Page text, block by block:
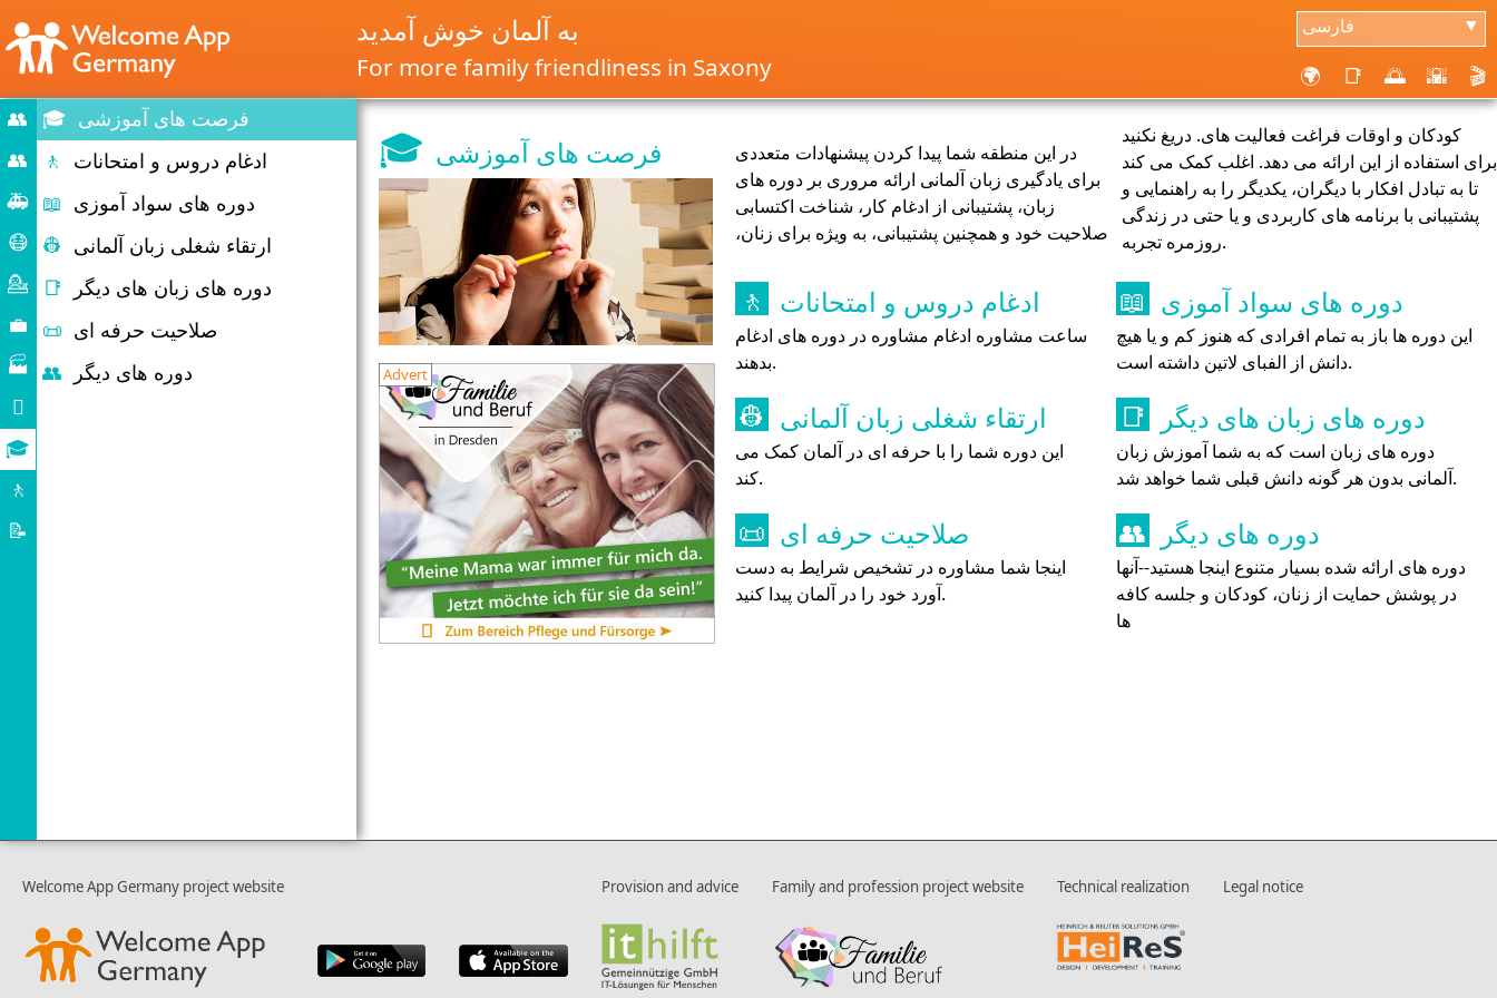
فارسی ▼ به آلمان خوش آمدید
For more family friendliness in Saxony 🌍 📑 🌅 🌇 🎬
👥
Home
👥
مهاجرت
مهاجرت
🚑
شرایط
اضطراری
😷
کمک
💁
مشاوره
💼
بازار
🏭
شرکت

زندگی
روزانه
🎓
فرصت
های
آموزشی
🚶
سیستم
📝
🎓 فرصت های آموزشی
🚶
ادغام دروس و امتحانات
📖
دوره های سواد آموزی
👷
ارتقاء شغلی زبان آلمانی
📑
دوره های زبان های دیگر
📜 صلاحیت حرفه ای
👥
دوره های دیگر
🎓 فرصت های آموزشی
Advert
در این منطقه شما پیدا کردن پیشنهادات متعددی
برای یادگیری زبان آلمانی ارائه مروری بر دوره های
زبان، پشتیبانی از ادغام کار، شناخت اکتسابی
صلاحیت خود و همچنین پشتیبانی، به ویژه برای زنان،
کودکان و اوقات فراغت فعالیت های. دریغ نکنید
برای استفاده از این ارائه می دهد. اغلب کمک می کند
تا به تبادل افکار با دیگران، یکدیگر را به راهنمایی و
پشتیبانی با برنامه های کاربردی و یا حتی در زندگی
روزمره تجربه.
🚶 ادغام دروس و امتحانات
ساعت مشاوره ادغام مشاوره در دوره های ادغام
بدهند.
📖 دوره های سواد آموزی
این دوره ها باز به تمام افرادی که هنوز کم و یا هیچ
دانش از الفبای لاتین داشته است.
👷 ارتقاء شغلی زبان آلمانی
این دوره شما را با حرفه ای در آلمان کمک می
کند.
📑 دوره های زبان های دیگر
دوره های زبان است که به شما آموزش زبان
آلمانی بدون هر گونه دانش قبلی شما خواهد شد.
📜 صلاحیت حرفه ای
اینجا شما مشاوره در تشخیص شرایط به دست
آورد خود را در آلمان پیدا کنید.
👥 دوره های دیگر
دوره های ارائه شده بسیار متنوع اینجا هستید--آنها
در پوشش حمایت از زنان، کودکان و جلسه کافه
ها
Welcome App Germany project website Provision and advice Family and profession project website Technical realization Legal notice